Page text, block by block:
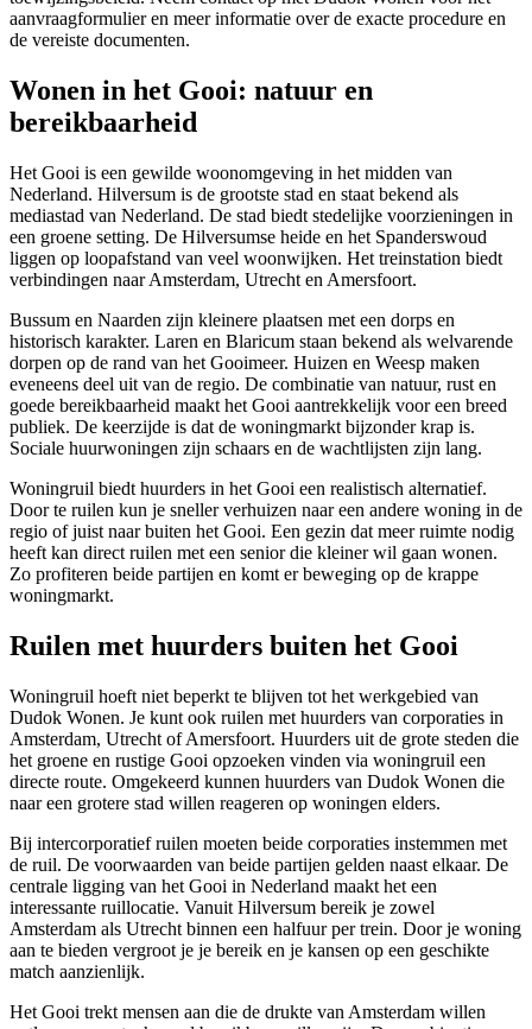
aanvraagformulier en meer informatie over de exacte procedure en
de vereiste documenten.
Wonen in het Gooi: natuur en
bereikbaarheid
Het Gooi is een gewilde woonomgeving in het midden van
Nederland. Hilversum is de grootste stad en staat bekend als
mediastad van Nederland. De stad biedt stedelijke voorzieningen in
een groene setting. De Hilversumse heide en het Spanderswoud
liggen op loopafstand van veel woonwijken. Het treinstation biedt
verbindingen naarAmsterdam, Utrecht en Amersfoort.
Bussum en Naarden zijn kleinere plaatsen met een dorps en
historisch karakter. Laren en Blaricum staan bekend als welvarende
dorpen op de rand van het Gooimeer. Huizen en Weesp maken
eveneens deel uit van de regio. De combinatie van natuur, rust en
goede bereikbaarheid maakt het Gooi aantrekkelijk voor een breed
publiek. De keerzijde is dat de woningmarkt bijzonder krap is.
Sociale huurwoningen zijn schaars en de wachtlijsten zijn lang.
Woningruil biedt huurders in het Gooi een realistisch alternatief.
Door te ruilen kun je sneller verhuizen naar een andere woning in de
regio of juist naar buiten het Gooi. Een gezin dat meer ruimte nodig
heeft kan direct ruilen met een senior die kleiner wil gaan wonen.
Zo profiteren beide partijen en komt er beweging op de krappe
woningmarkt.
Ruilen met huurders buiten het Gooi
Woningruil hoeft niet beperkt te blijven tot het werkgebied van
Dudok Wonen. Je kunt ook ruilen met huurders van corporaties in
Amsterdam, Utrecht ofAmersfoort. Huurders uit de grote steden die
het groene en rustige Gooi opzoeken vinden via woningruil een
directe route. Omgekeerd kunnen huurders van Dudok Wonen die
naar een grotere stad willen reageren op woningen elders.
Bij intercorporatief ruilen moeten beide corporaties instemmen met
de ruil. De voorwaarden van beide partijen gelden naast elkaar. De
centrale ligging van het Gooi in Nederland maakt het een
interessante ruillocatie. Vanuit Hilversum bereik je zowel
Amsterdam als Utrecht binnen een halfuur per trein. Door je woning
aan te bieden vergroot je je bereik en je kansen op een geschikte
match aanzienlijk.
Het Gooi trekt mensen aan die de drukte van Amsterdam willen